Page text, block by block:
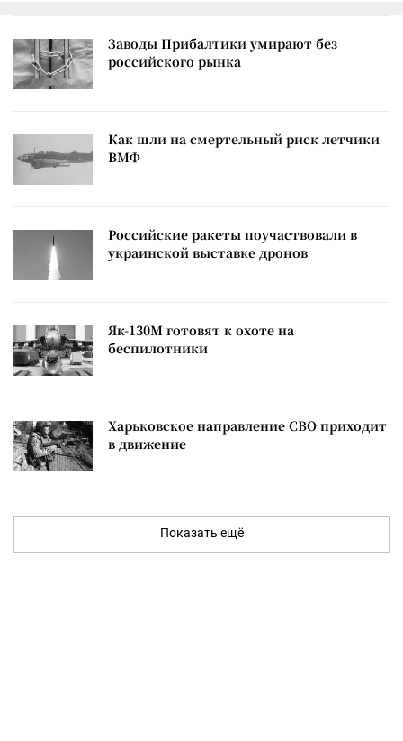
Заводы Прибалтики умирают без
российского рынка
Как шли на смертельный риск летчики
ВМФ
Российские ракеты поучаствовали в
украинской выставке дронов
Як-130М готовят к охоте на
беспилотники
Харьковское направление СВО приходит
в движение
Показать ещё